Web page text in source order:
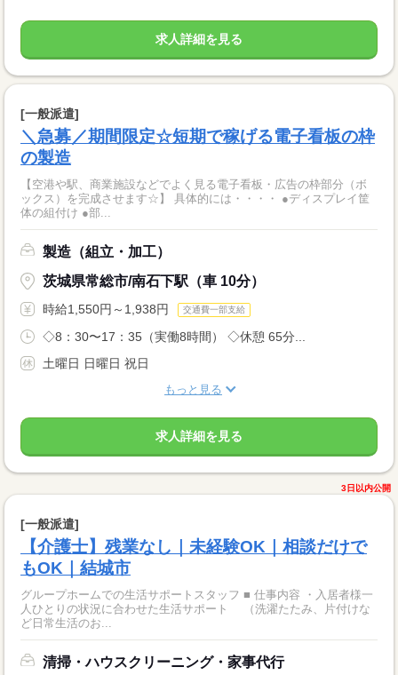
求人詳細を見る
[一般派遣]
＼急募／期間限定☆短期で稼げる電子看板の枠
の製造
【空港や駅、商業施設などでよく見る電子看板・広告の枠部分（ボ
ックス）を完成させます☆】 具体的には・・・・ ●ディスプレイ筐
体の組付け ●部...
製造（組立・加工）
茨城県常総市/南石下駅（車 10分）
時給1,550円～1,938円 交通費一部支給
◇8：30〜17：35（実働8時間） ◇休憩 65分...
土曜日 日曜日 祝日
もっと見る
求人詳細を見る
3日以内公開
[一般派遣]
【介護士】残業なし｜未経験OK｜相談だけで
もOK｜結城市
グループホームでの生活サポートスタッフ ■ 仕事内容 ・入居者様一
人ひとりの状況に合わせた生活サポート （洗濯たたみ、片付けな
ど日常生活のお...
清掃・ハウスクリーニング・家事代行